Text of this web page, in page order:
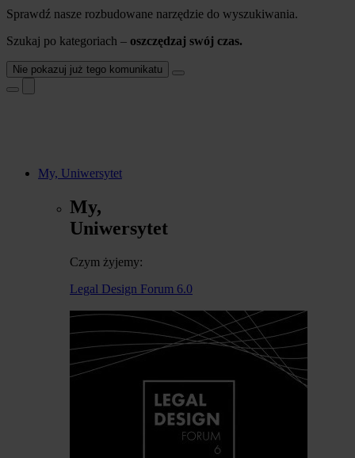
Sprawdź nasze rozbudowane narzędzie do wyszukiwania.
Szukaj po kategoriach – oszczędzaj swój czas.
Nie pokazuj już tego komunikatu
My, Uniwersytet
My,
Uniwersytet
Czym żyjemy:
Legal Design Forum 6.0